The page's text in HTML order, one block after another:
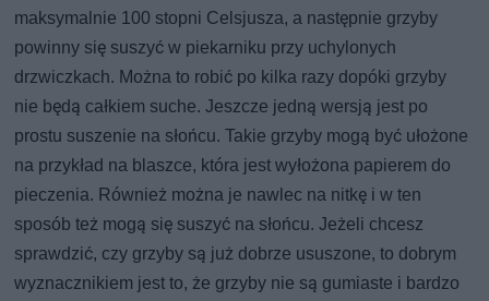
maksymalnie 100 stopni Celsjusza, a następnie grzyby
powinny się suszyć w piekarniku przy uchylonych
drzwiczkach. Można to robić po kilka razy dopóki grzyby
nie będą całkiem suche. Jeszcze jedną wersją jest po
prostu suszenie na słońcu. Takie grzyby mogą być ułożone
na przykład na blaszce, która jest wyłożona papierem do
pieczenia. Również można je nawlec na nitkę i w ten
sposób też mogą się suszyć na słońcu. Jeżeli chcesz
sprawdzić, czy grzyby są już dobrze ususzone, to dobrym
wyznacznikiem jest to, że grzyby nie są gumiaste i bardzo